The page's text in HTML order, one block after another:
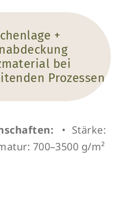
+
bei
Prozessen
• Stärke:
700–3500 g/m²